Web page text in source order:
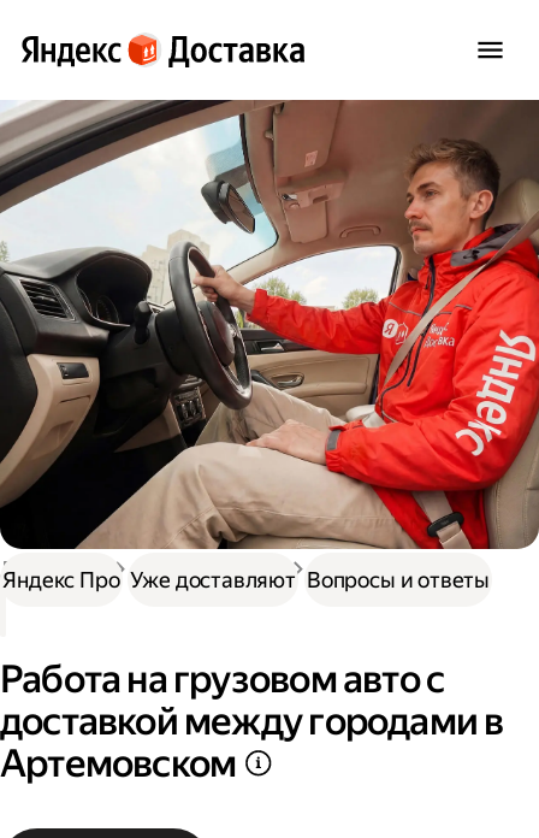
Доставка Нужна работа Автокурьер
Работа на грузовом авто с
доставкой между городами в
Артемовском
Яндекс Про Уже доставляют Вопросы и ответы